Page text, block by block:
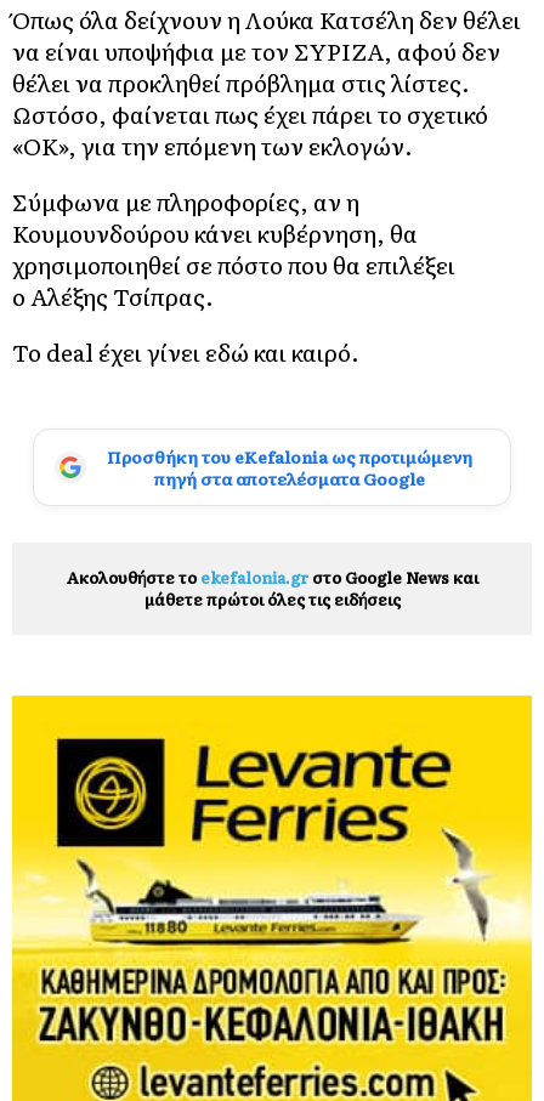
Όπως όλα δείχνουν η Λούκα Κατσέλη δεν θέλει
να είναι υποψήφια με τον ΣΥΡΙΖΑ, αφού δεν
θέλει να προκληθεί πρόβλημα στις λίστες.
Ωστόσο, φαίνεται πως έχει πάρει το σχετικό
«ΟΚ», για την επόμενη των εκλογών.
Σύμφωνα με πληροφορίες, αν η
Κουμουνδούρου κάνει κυβέρνηση, θα
χρησιμοποιηθεί σε πόστο που θα επιλέξει
ο Αλέξης Τσίπρας.
Το deal έχει γίνει εδώ και καιρό.
Προσθήκη του eKefalonia ως προτιμώμενη
πηγή στα αποτελέσματα Google
Ακολουθήστε το ekefalonia.grστο Google News και
μάθετε πρώτοι όλες τις ειδήσεις